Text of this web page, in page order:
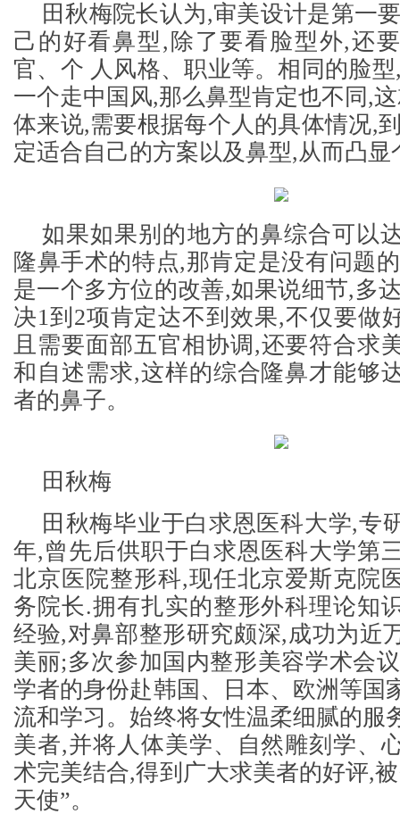
田秋梅院长认为,审美设计是第一
己的好看鼻型,除了要看脸型外,还
官、个 人风格、职业等。相同的脸
一个走中国风,那么鼻型肯定也不同,
体来说,需要根据每个人的具体情况,
定适合自己的方案以及鼻型,从而凸显
如果如果别的地方的鼻综合可以
隆鼻手术的特点,那肯定是没有问题
是一个多方位的改善,如果说细节,多
决1到2项肯定达不到效果,不仅要做
且需要面部五官相协调,还要符合求
和自述需求,这样的综合隆鼻才能够
者的鼻子。
田秋梅
田秋梅毕业于白求恩医科大学,专
年,曾先后供职于白求恩医科大学第
北京医院整形科,现任北京爱斯克院
务院长.拥有扎实的整形外科理论知
经验,对鼻部整形研究颇深,成功为近
美丽;多次参加国内整形美容学术会
学者的身份赴韩国、日本、欧洲等国
流和学习。始终将女性温柔细腻的服
美者,并将人体美学、自然雕刻学、
术完美结合,得到广大求美者的好评,
天使”。